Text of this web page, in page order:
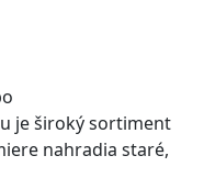
je široký sortiment
nahradia staré,